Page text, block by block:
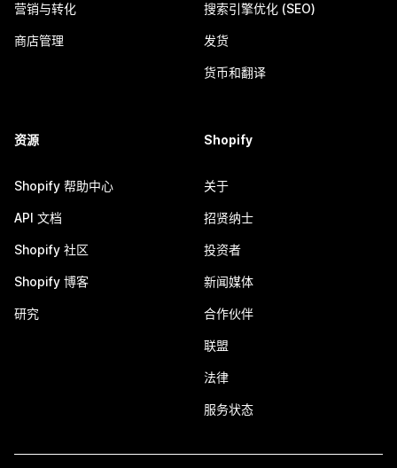
营销与转化
商店管理
搜索引擎优化 (SEO)
发货
货币和翻译
资源
Shopify 帮助中心
API 文档
Shopify 社区
Shopify 博客
研究
Shopify
关于
招贤纳士
投资者
新闻媒体
合作伙伴
联盟
法律
服务状态